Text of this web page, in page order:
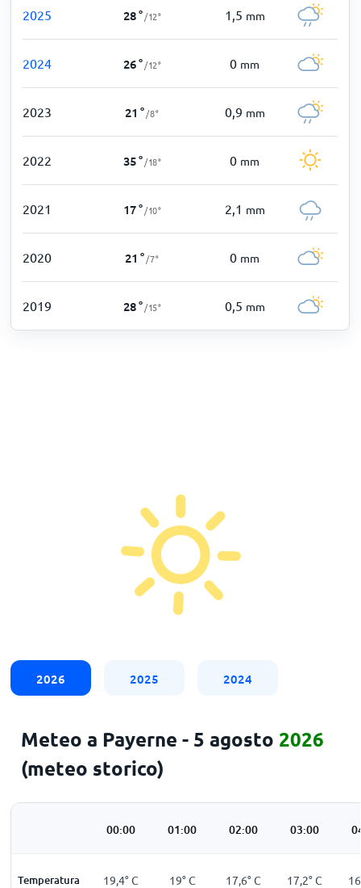
2025 28° /12° 1,5 mm
2024 26° /12° 0 mm
2023 21 ° /8° 0,9 mm
2022 35° /18° 0 mm
2021 17° /10° 2,1 mm
2020 21 ° /7° 0 mm
2019 28° /15° 0,5 mm
2026 2025 2024
Meteo a Payerne - 5 agosto 2026
(meteo storico)
00:00 01:00 02:00 03:00
Temperatura 19,4°C 19°C 17,6°C 17,2°C